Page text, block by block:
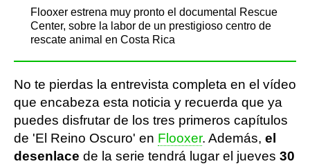
Flooxer estrena muy pronto el documental Rescue
Center, sobre la labor de un prestigioso centro de
rescate animal en Costa Rica
No te pierdas la entrevista completa en el vídeo
que encabeza esta noticia y recuerda que ya
puedes disfrutar de los tres primeros capítulos
de 'El Reino Oscuro' en Flooxer. Además, el
desenlace de la serie tendrá lugar el jueves 30